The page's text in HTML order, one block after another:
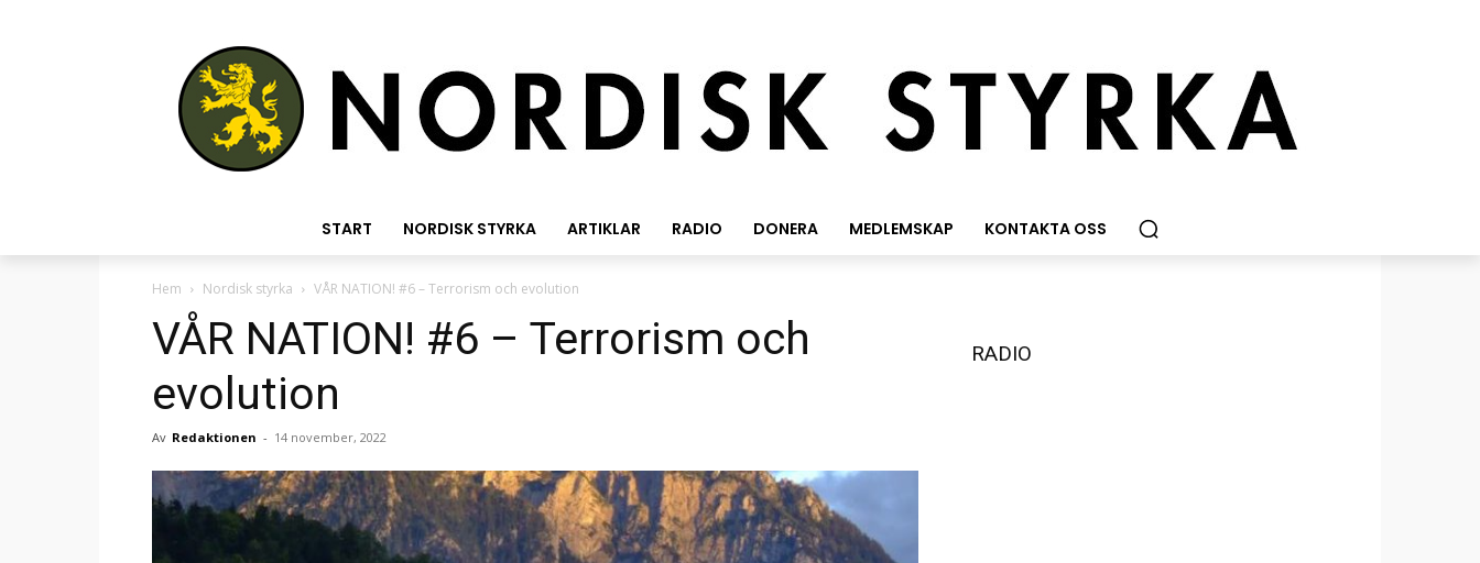
START NORDISK STYRKA ARTIKLAR RADIO DONERA MEDLEMSKAP KONTAKTA OSS
Hem Nordisk styrka VÅR NATION! #6 – Terrorism och evolution
VÅR NATION! #6 – Terrorism och
evolution
Av Redaktionen - 14 november, 2022
RADIO